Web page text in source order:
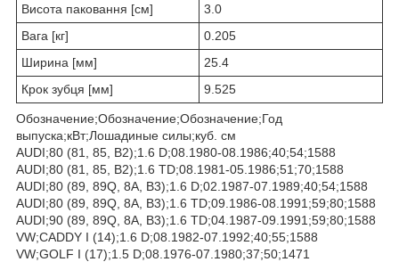
Висота паковання [см]
3.0
Вага [кг]
0.205
Ширина [мм]
25.4
Крок зубця [мм]
9.525
Обозначение;Обозначение;Обозначение;Год
выпуска;кВт;Лошадиные силы;куб. см
AUDI;80 (81, 85, B2);1.6 D;08.1980-08.1986;40;54;1588
AUDI;80 (81, 85, B2);1.6 TD;08.1981-05.1986;51;70;1588
AUDI;80 (89, 89Q, 8A, B3);1.6 D;02.1987-07.1989;40;54;1588
AUDI;80 (89, 89Q, 8A, B3);1.6 TD;09.1986-08.1991;59;80;1588
AUDI;90 (89, 89Q, 8A, B3);1.6 TD;04.1987-09.1991;59;80;1588
VW;CADDY I (14);1.6 D;08.1982-07.1992;40;55;1588
VW;GOLF I (17);1.5 D;08.1976-07.1980;37;50;1471